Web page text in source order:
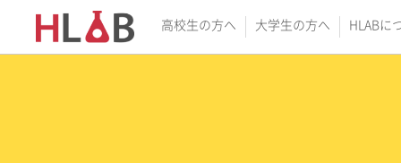
高校生の方へ 大学生の方へ HLABに